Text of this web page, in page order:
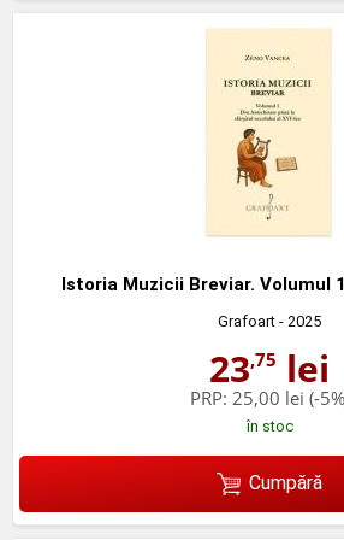
Istoria Muzicii Breviar. Volumul
Grafoart - 2025
23,75 lei
PRP: 25,00 lei (-
în stoc
Cumpără